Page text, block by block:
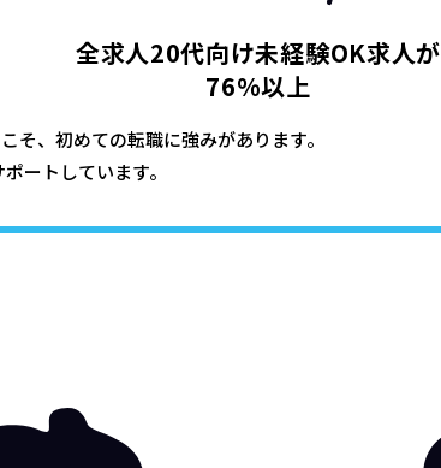
全求人20代向け未経験OK求人が
76%以上
そ、初めての転職に強みがあります。
ートしています。